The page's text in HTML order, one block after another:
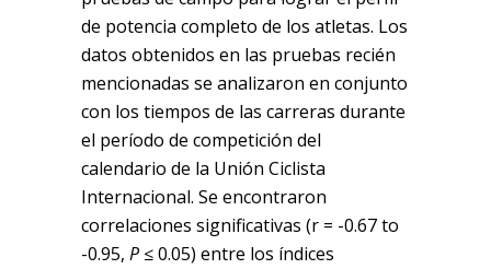
de potencia completo de los atletas. Los
datos obtenidos en las pruebas recién
mencionadas se analizaron en conjunto
con los tiempos de las carreras durante
el período de competición del
calendario de la Unión Ciclista
Internacional. Se encontraron
correlaciones significativas (r = -0.67 to
-0.95, P ≤ 0.05) entre los índices